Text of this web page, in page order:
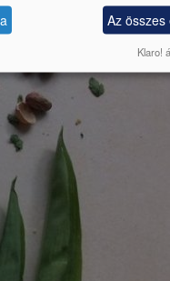
Az
Klaro!